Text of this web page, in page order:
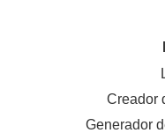
Creador
Generador